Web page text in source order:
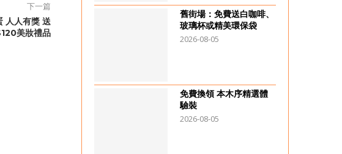
下一篇
人人有獎 送
美妝禮品
舊街場：免費送白咖啡、
玻璃杯或精美環保袋
2026-08-05
免費換領 本木序精選體
驗裝
2026-08-05